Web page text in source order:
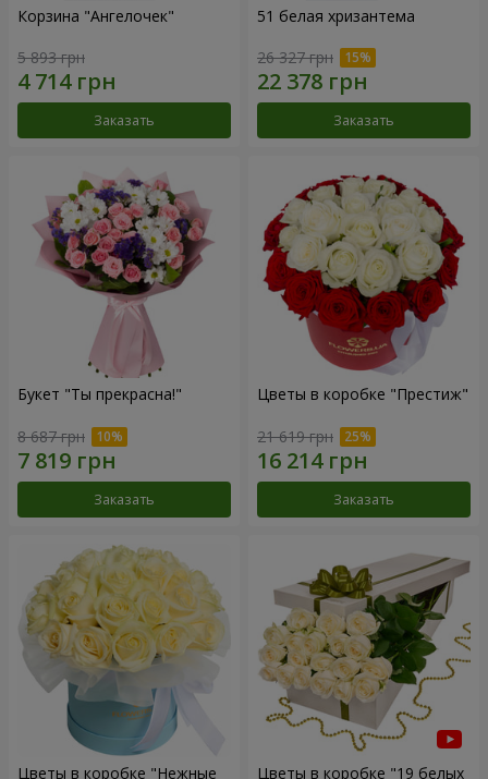
Корзина "Ангелочек"
5 893 грн
Заказать
51 белая хризантема
26 327 грн
Заказать
Букет "Ты прекрасна!"
8 687 грн
Заказать
Цветы в коробке "Престиж"
21 619 грн
Заказать
Цветы в коробке "Нежные Цветы в коробке "19 белых